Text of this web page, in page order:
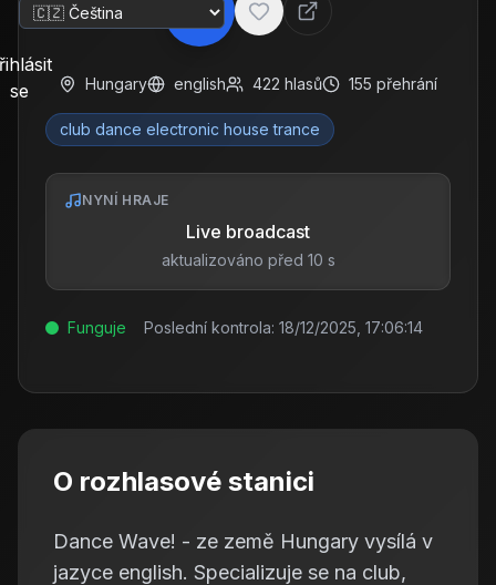
Změnit jazyk
se
Hungary english 422 hlasů 155 přehrání
club dance electronic house trance
NYNÍ HRAJE
Live broadcast
aktualizováno před 10 s
Funguje Poslední kontrola: 18/12/2025, 17:06:14
O rozhlasové stanici
Dance Wave! - ze země Hungary vysílá v
jazyce english. Specializuje se na club,